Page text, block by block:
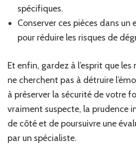
spécifiques.
Conserver ces pièces dans
pour réduire les risques de
Et enfin, gardez à l’esprit que
ne cherchent pas à détruire
à préserver la sécurité de votre
vraiment suspecte, la prudence
de côté et de poursuivre une
par un spécialiste.